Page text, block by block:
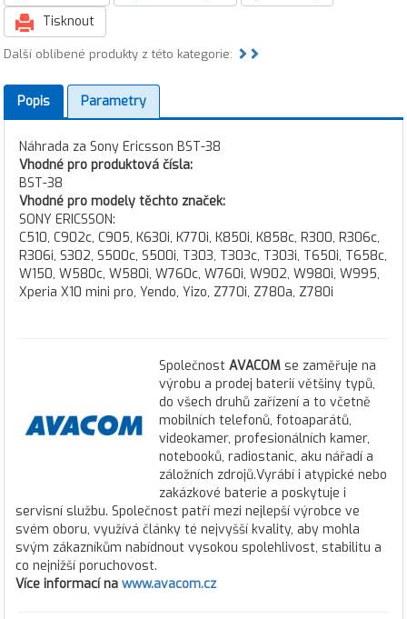
Tisknout
Další oblíbené produkty z této kategorie:
Popis Parametry
Náhrada za Sony Ericsson BST-38
Vhodné pro produktová čísla:
BST-38
Vhodné pro modely těchto značek:
SONY ERICSSON:
C510, C902c, C905, K630i, K770i, K850i, K858c, R300, R306c,
R306i, S302, S500c, S500i, T303, T303c, T303i, T650i, T658c,
W150, W580c, W580i, W760c, W760i, W902, W980i, W995,
Xperia X10 mini pro, Yendo, Yizo, Z770i, Z780a, Z780i
Společnost AVACOM se zaměřuje na
výrobu a prodej baterií většiny typů,
do všech druhů zařízení a to včetně
mobilních telefonů, fotoaparátů,
videokamer, profesionálních kamer,
notebooků, radiostanic, aku nářadí a
záložních zdrojů.Vyrábí i atypické nebo
zakázkové baterie a poskytuje i
servisní službu. Společnost patří mezi nejlepší výrobce ve
svém oboru, využívá články té nejvyšší kvality, aby mohla
svým zákazníkům nabídnout vysokou spolehlivost, stabilitu a
co nejnižší poruchovost.
Více informací na www.avacom.cz